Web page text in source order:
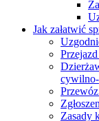
Jak załatwić
Zasady